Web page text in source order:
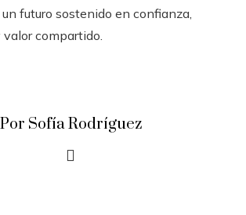
futuro sostenido en confianza,
compartido.
Por Sofía Rodríguez